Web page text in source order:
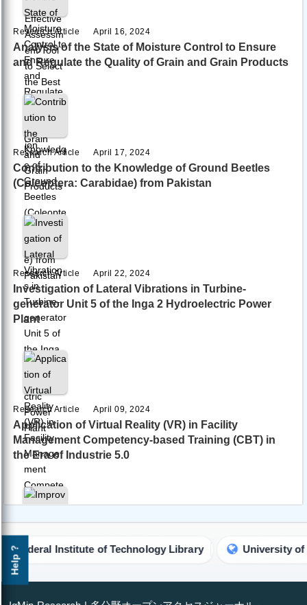
Help ?
Research Article April 16, 2024
Analysis of the State of Moisture Control to Ensure
and Regulate the Quality of Grain and Grain Products
Research Article April 17, 2024
Contribution to the Knowledge of Ground Beetles
(Coleoptera: Carabidae) from Pakistan
Research Article April 22, 2024
Investigation of Lateral Vibrations in Turbine-
generator Unit 5 of the Inga 2 Hydroelectric Power
Plant
Research Article April 09, 2024
Application of Virtual Reality (VR) in Facility
Management Competency-based Training (CBT) in
the Era of Industrie 5.0
Research Article April 18, 2024
Improved Energy Valley Optimizer with Levy Flight for
Optimization Problems
Institute of Technology Library University of